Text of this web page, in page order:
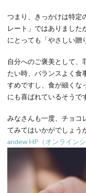
つまり、きっかけは特定
レート」ではありました
にとっても「やさしい贈
自分へのご褒美として、
たい時、バランスよく食
すめですし、食が細くな
にも喜ばれているそうで
みなさんも一度、チョコ
てみてはいかがでしょう
andew HP（オンラインシ